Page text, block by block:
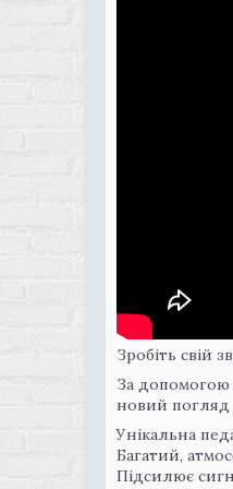
Зробіть свій
За допомогою
новий погляд
Унікальна
Багатий,
Підсилює